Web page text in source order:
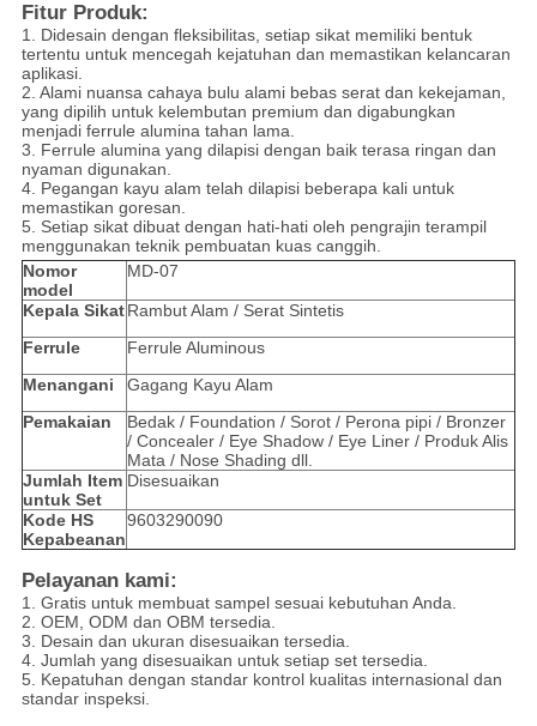
Fitur Produk:
1. Didesain dengan fleksibilitas, setiap sikat memiliki bentuk
tertentu untuk mencegah kejatuhan dan memastikan kelancaran
aplikasi.
2. Alami nuansa cahaya bulu alami bebas serat dan kekejaman,
yang dipilih untuk kelembutan premium dan digabungkan
menjadi ferrule alumina tahan lama.
3. Ferrule alumina yang dilapisi dengan baik terasa ringan dan
nyaman digunakan.
4. Pegangan kayu alam telah dilapisi beberapa kali untuk
memastikan goresan.
5. Setiap sikat dibuat dengan hati-hati oleh pengrajin terampil
menggunakan teknik pembuatan kuas canggih.
Nomor
model
MD-07
Kepala SikatRambut Alam / Serat Sintetis
Ferrule
Ferrule Aluminous
Menangani
Gagang Kayu Alam
Pemakaian
Bedak / Foundation / Sorot / Perona pipi / Bronzer
/ Concealer / Eye Shadow / Eye Liner / Produk Alis
Mata / Nose Shading dll.
Jumlah Item
untuk Set
Disesuaikan
Kode HS
Kepabeanan
9603290090
Pelayanan kami:
1. Gratis untuk membuat sampel sesuai kebutuhan Anda.
2. OEM, ODM dan OBM tersedia.
3. Desain dan ukuran disesuaikan tersedia.
4. Jumlah yang disesuaikan untuk setiap set tersedia.
5. Kepatuhan dengan standar kontrol kualitas internasional dan
standar inspeksi.